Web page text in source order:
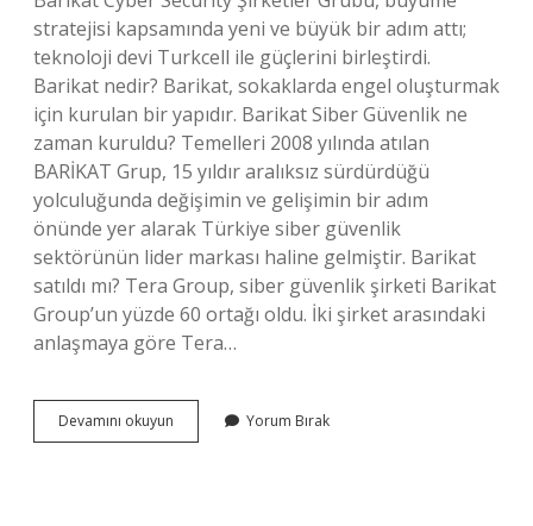
stratejisi kapsamında yeni ve büyük bir adım attı;
teknoloji devi Turkcell ile güçlerini birleştirdi.
Barikat nedir? Barikat, sokaklarda engel oluşturmak
için kurulan bir yapıdır. Barikat Siber Güvenlik ne
zaman kuruldu? Temelleri 2008 yılında atılan
BARİKAT Grup, 15 yıldır aralıksız sürdürdüğü
yolculuğunda değişimin ve gelişimin bir adım
önünde yer alarak Türkiye siber güvenlik
sektörünün lider markası haline gelmiştir. Barikat
satıldı mı? Tera Group, siber güvenlik şirketi Barikat
Group’un yüzde 60 ortağı oldu. İki şirket arasındaki
anlaşmaya göre Tera…
Devamını okuyun
Ne
Yorum Bırak